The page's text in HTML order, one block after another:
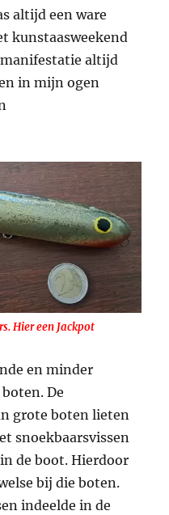
altijd een ware
kunstaasweekend
manifestatie altijd
in mijn ogen
Hier een Jackpot
en minder
De
grote boten lieten
snoekbaarsvissen
de boot. Hierdoor
bij die boten.
indeelde in de